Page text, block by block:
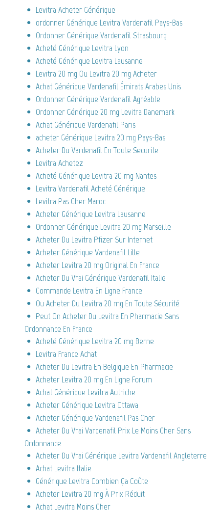
Levitra Acheter Générique
ordonner Générique Levitra Vardenafil Pays-Bas
Ordonner Générique Vardenafil Strasbourg
Acheté Générique Levitra Lyon
Acheté Générique Levitra Lausanne
Levitra 20 mg Ou Levitra 20 mg Acheter
Achat Générique Vardenafil Émirats Arabes Unis
Ordonner Générique Vardenafil Agréable
Ordonner Générique 20 mg Levitra Danemark
Achat Générique Vardenafil Paris
acheter Générique Levitra 20 mg Pays-Bas
Acheter Du Vardenafil En Toute Securite
Levitra Achetez
Acheté Générique Levitra 20 mg Nantes
Levitra Vardenafil Acheté Générique
Levitra Pas Cher Maroc
Acheter Générique Levitra Lausanne
Ordonner Générique Levitra 20 mg Marseille
Acheter Du Levitra Pfizer Sur Internet
Acheter Générique Vardenafil Lille
Acheter Levitra 20 mg Original En France
Acheter Du Vrai Générique Vardenafil Italie
Commande Levitra En Ligne France
Ou Acheter Du Levitra 20 mg En Toute Sécurité
Peut On Acheter Du Levitra En Pharmacie Sans
Ordonnance En France
Acheté Générique Levitra 20 mg Berne
Levitra France Achat
Acheter Du Levitra En Belgique En Pharmacie
Acheter Levitra 20 mg En Ligne Forum
Achat Générique Levitra Autriche
Acheter Générique Levitra Ottawa
Acheter Générique Vardenafil Pas Cher
Acheter Du Vrai Vardenafil Prix Le Moins Cher Sans
Ordonnance
Acheter Du Vrai Générique Levitra Vardenafil Angleterre
Achat Levitra Italie
Générique Levitra Combien Ça Coûte
Acheter Levitra 20 mg À Prix Réduit
Achat Levitra Moins Cher